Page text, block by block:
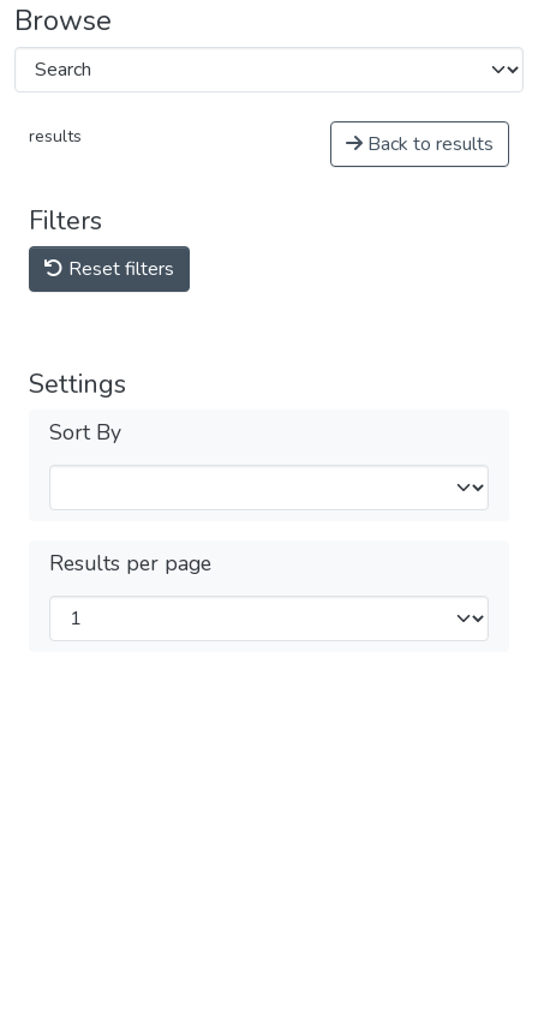
Browse
results Back to results
Filters
Reset filters
Settings
Sort By
Results per page